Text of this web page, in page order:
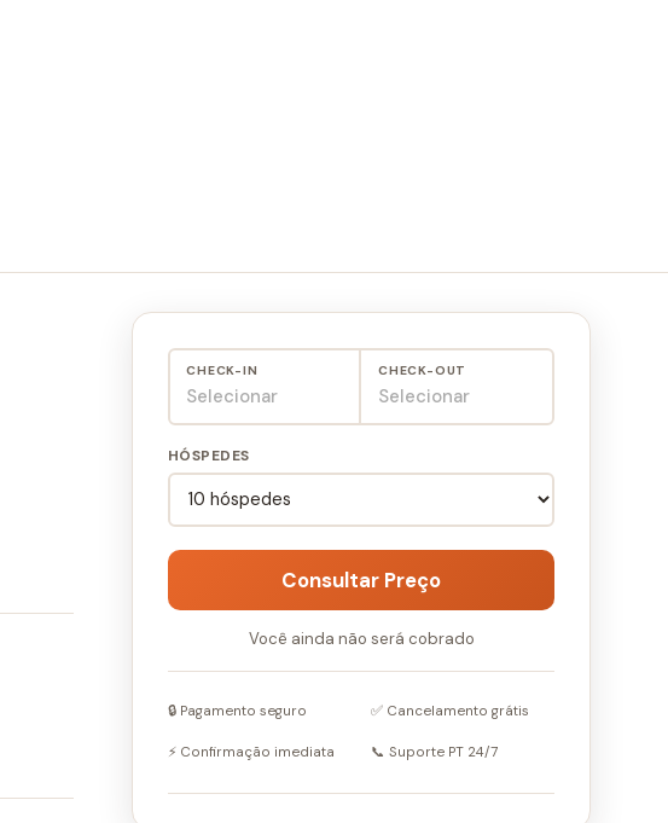
CHECK-IN
Selecionar
CHECK-OUT
Selecionar
HÓSPEDES
Consultar Preço
Você ainda não será cobrado
🔒 Pagamento seguro ✅ Cancelamento grátis
⚡ Confirmação imediata 📞 Suporte PT 24/7